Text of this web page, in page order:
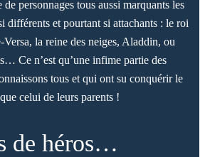
personnages tous aussi marquants les
différents et pourtant si attachants : le roi
la reine des neiges, Aladdin, ou
Ce n’est qu’une infime partie des
tous et qui ont su conquérir le
celui de leurs parents !
de héros…